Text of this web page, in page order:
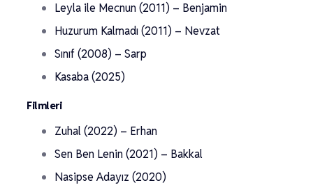
Leyla ile Mecnun (2011) – Benjamin
Huzurum Kalmadı (2011) – Nevzat
Sınıf (2008) – Sarp
Kasaba (2025)
Filmleri
Zuhal (2022) – Erhan
Sen Ben Lenin (2021) – Bakkal
Nasipse Adayız (2020)